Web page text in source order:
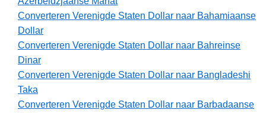
Converteren Verenigde Staten Dollar naar Bahamiaanse
Dollar
Converteren Verenigde Staten Dollar naar Bahreinse
Dinar
Converteren Verenigde Staten Dollar naar Bangladeshi
Taka
Converteren Verenigde Staten Dollar naar Barbadaanse